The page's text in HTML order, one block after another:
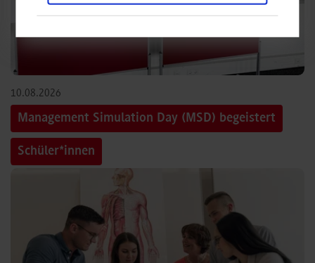
10.08.2026
Management Simulation Day (MSD) begeistert
Schüler*innen